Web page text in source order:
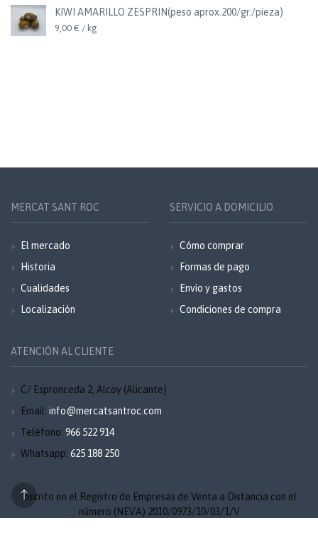
KIWI AMARILLO ZESPRIN(peso aprox.200/gr./pieza)
9,00 € / kg
MERCAT SANT ROC
El mercado
Historia
Cualidades
Localización
SERVICIO A DOMICILIO
Cómo comprar
Formas de pago
Envío y gastos
Condiciones de compra
ATENCIÓN AL CLIENTE
C/ Espronceda 2, Alcoy (Alicante)
Email: info@mercatsantroc.com
Teléfono: 966 522 914
Whatsapp: 625 188 250
Inscrito en el Registro de Empresas de Venta a Distancia con el
número (NEVA) 2010/0973/10/03/1/V